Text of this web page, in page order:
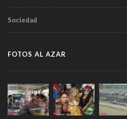
Sociedad
FOTOS AL AZAR